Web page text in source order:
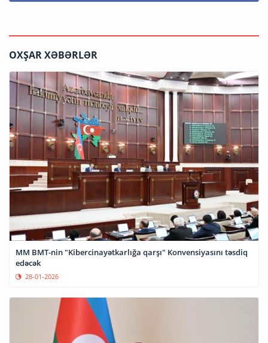
OXŞAR XƏBƏRLƏR
MM BMT-nin "Kibercinayətkarlığa qarşı" Konvensiyasını təsdiq
edəcək
28-01-2026